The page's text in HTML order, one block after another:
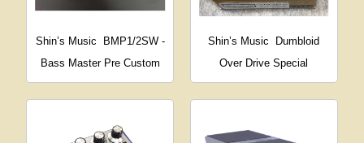
Shin’s Music
BMP1/2SW -
Bass Master Pre Custom
Shin’s Music
Dumbloid
Over Drive Special